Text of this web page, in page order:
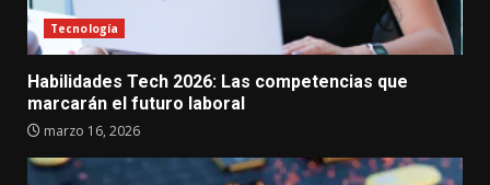
Tecnología
Habilidades Tech 2026: Las competencias que
marcarán el futuro laboral
marzo 16, 2026